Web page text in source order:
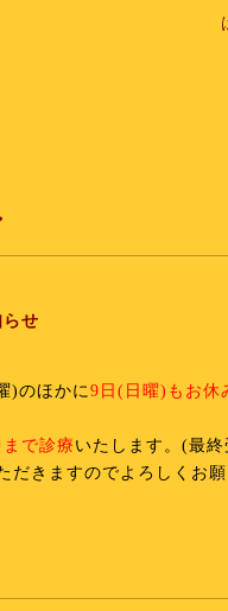
せ
)のほかに9日(日曜)もお休
で診療いたします。(最終
だきますのでよろしくお願